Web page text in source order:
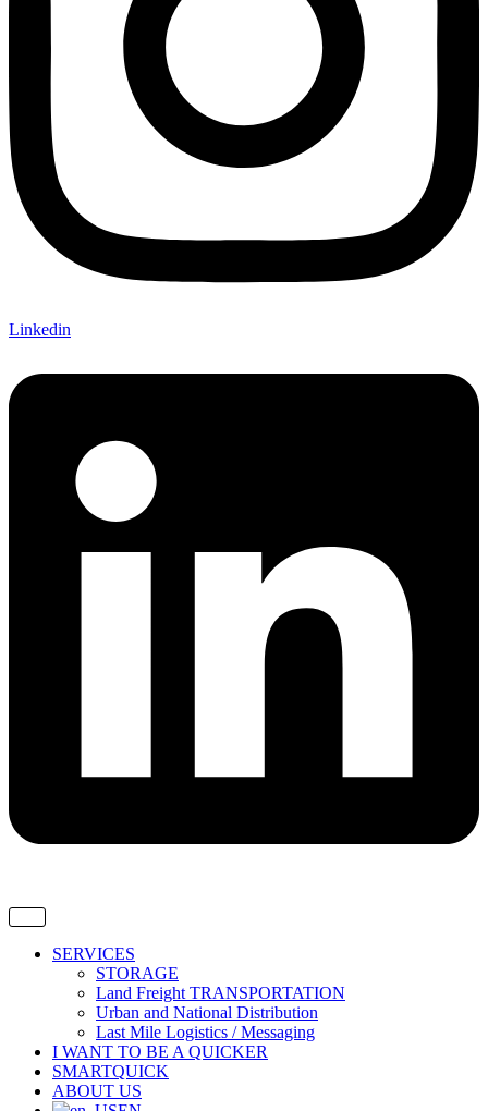
Linkedin
SERVICES
STORAGE
Land Freight TRANSPORTATION
Urban and National Distribution
Last Mile Logistics / Messaging
I WANT TO BE A QUICKER
SMARTQUICK
ABOUT US